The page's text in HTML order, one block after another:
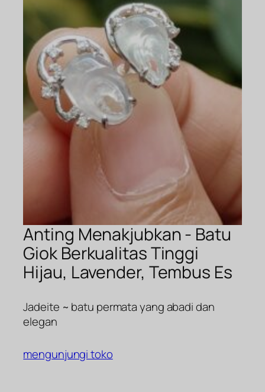
Anting Menakjubkan - Batu
Giok Berkualitas Tinggi
Hijau, Lavender, Tembus Es
Jadeite ~ batu permata yang abadi dan
elegan
mengunjungi toko